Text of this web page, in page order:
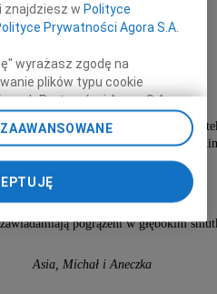
Panas
lekarz ginekolog-położnik
odbędzie się 26 czerwca 2009 roku
10.00 na cmentarzu
św. Wojciecha, ulica Kurczaki 81/85,
pogrążeni w głębokim
Asia, Michał i Aneczka
znajdziesz wPolityce
Prywatności Agora S.A.
wyrażasz zgodę na
plików typu cookie
Partnerów i Agora S.A.
Możesz też w każdej
dot. plików cookie,
danych poprzez
w stopce serwisu i
możliwa jest także za